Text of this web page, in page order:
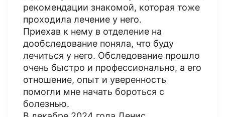
рекомендации знакомой, которая тоже
проходила лечение у него.
Приехав к нему в отделение на
дообследование поняла, что буду
лечиться у него. Обследование прошло
очень быстро и профессионально, а его
отношение, опыт и уверенность
помогли мне начать бороться с
болезнью.